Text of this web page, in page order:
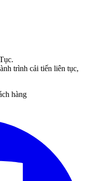
trình cải tiến liên tục,
hàng